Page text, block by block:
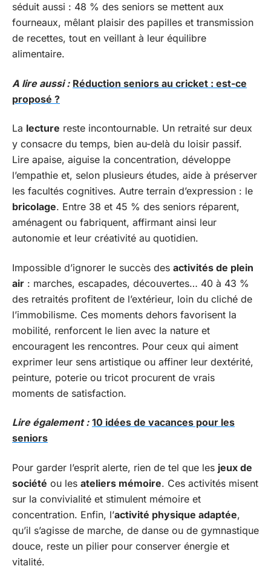
séduit aussi : 48 % des seniors se mettent aux
fourneaux, mêlant plaisir des papilles et transmission
de recettes, tout en veillant à leur équilibre
alimentaire.
A lire aussi : Réduction seniors au cricket : est-ce
proposé ?
La lecture reste incontournable. Un retraité sur deux
y consacre du temps, bien au-delà du loisir passif.
Lire apaise, aiguise la concentration, développe
l’empathie et, selon plusieurs études, aide à préserver
les facultés cognitives. Autre terrain d’expression : le
bricolage. Entre 38 et 45 % des seniors réparent,
aménagent ou fabriquent, affirmant ainsi leur
autonomie et leur créativité au quotidien.
Impossible d’ignorer le succès des activités de plein
air : marches, escapades, découvertes… 40 à 43 %
des retraités profitent de l’extérieur, loin du cliché de
l’immobilisme. Ces moments dehors favorisent la
mobilité, renforcent le lien avec la nature et
encouragent les rencontres. Pour ceux qui aiment
exprimer leur sens artistique ou affiner leur dextérité,
peinture, poterie ou tricot procurent de vrais
moments de satisfaction.
Lire également : 10 idées de vacances pour les
seniors
Pour garder l’esprit alerte, rien de tel que les jeux de
société ou les ateliers mémoire. Ces activités misent
sur la convivialité et stimulent mémoire et
concentration. Enfin, l’activité physique adaptée,
qu’il s’agisse de marche, de danse ou de gymnastique
douce, reste un pilier pour conserver énergie et
vitalité.